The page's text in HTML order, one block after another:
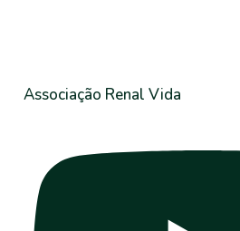
Associação Renal Vida